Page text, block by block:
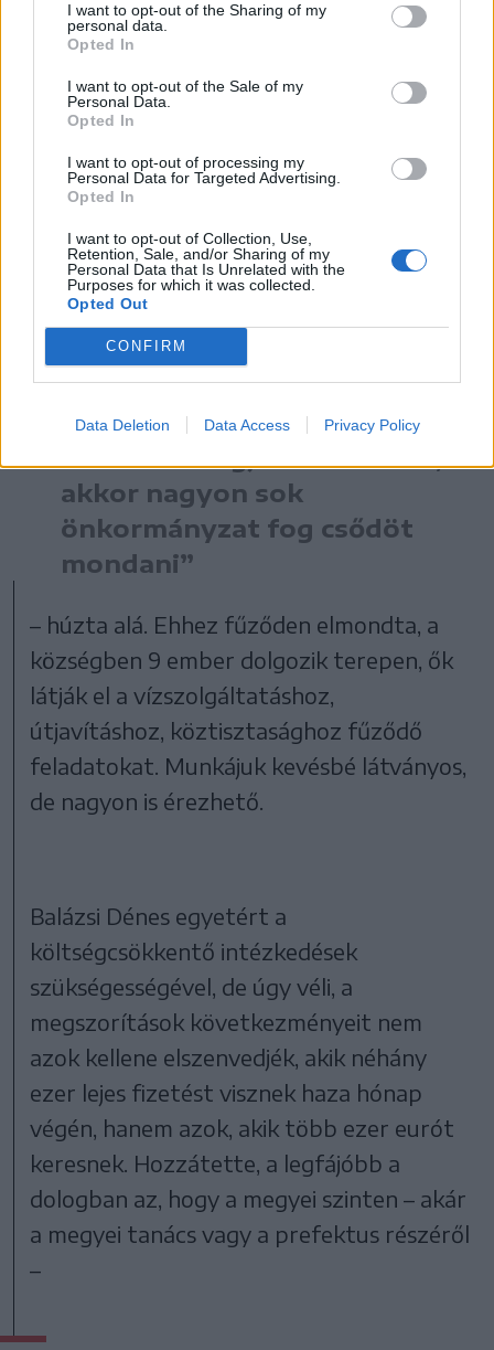
I want to opt-out of the Sharing of my
personal data.
Opted In
I want to opt-out of the Sale of my
Personal Data.
Opted In
I want to opt-out of processing my
Personal Data for Targeted Advertising.
Opted In
I want to opt-out of Collection, Use,
Retention, Sale, and/or Sharing of my
Personal Data that Is Unrelated with the
Purposes for which it was collected.
Opted Out
CONFIRM
Data Deletion Data Access Privacy Policy
formában tulajdonképpen nagyon is
költséges lenne. Bardocon például a téli
hónapokban két munkás felel az utak
karbantartásáért, ketten összesen 5000
lejt keresnek egy hónap alatt. „Nélkülük
viszont külső cégnek kellene fizetni,
legkevesebb 8–10 ezer lejt
kiszállásonként. Akkor hol fogunk
megtakarítani?
A leépítést egyelőre csak
tervezik, de ha ebben a
akkor nagyon sok
önkormányzat fog csődöt
mondani”
– húzta alá. Ehhez fűződen elmondta, a
községben 9 ember dolgozik terepen, ők
látják el a vízszolgáltatáshoz,
útjavításhoz, köztisztasághoz fűződő
feladatokat. Munkájuk kevésbé látványos,
de nagyon is érezhető.
Balázsi Dénes egyetért a
költségcsökkentő intézkedések
szükségességével, de úgy véli, a
megszorítások következményeit nem
azok kellene elszenvedjék, akik néhány
ezer lejes fizetést visznek haza hónap
végén, hanem azok, akik több ezer eurót
keresnek. Hozzátette, a legfájóbb a
dologban az, hogy a megyei szinten – akár
a megyei tanács vagy a prefektus részéről
–